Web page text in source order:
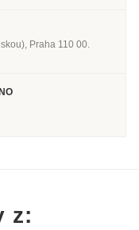
Praha 110 00.
z: